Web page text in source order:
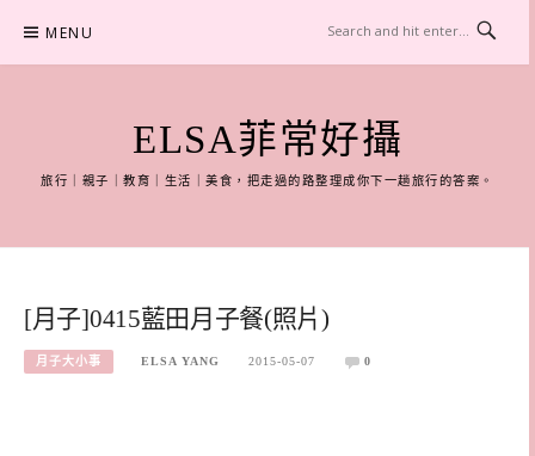
content
MENU
ELSA菲常好攝
旅行｜親子｜教育｜生活｜美食，把走過的路整理成你下一趟旅行的答案。
[月子]0415藍田月子餐(照片)
月子大小事 ELSA YANG 2015-05-07 0